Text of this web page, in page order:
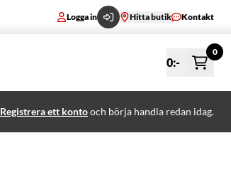
Logga in Hitta butik Kontakt
0:-
0
Registrera ett kontooch börja handla redan idag.